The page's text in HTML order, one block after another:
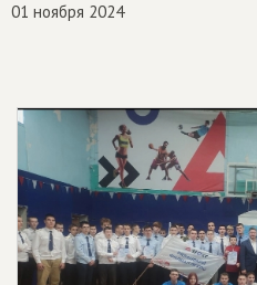
01 ноября 2024